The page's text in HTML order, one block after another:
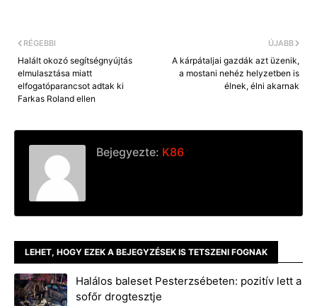
ÚJABB
A kárpátaljai gazdák azt üzenik,
a mostani nehéz helyzetben is
élnek, élni akarnak
RÉGEBBI
Halált okozó segítségnyújtás
elmulasztása miatt
elfogatóparancsot adtak ki
Farkas Roland ellen
Bejegyezte: K86
LEHET, HOGY EZEK A BEJEGYZÉSEK IS TETSZENI FOGNAK
Halálos baleset Pesterzsébeten: pozitív lett a
sofőr drogtesztje